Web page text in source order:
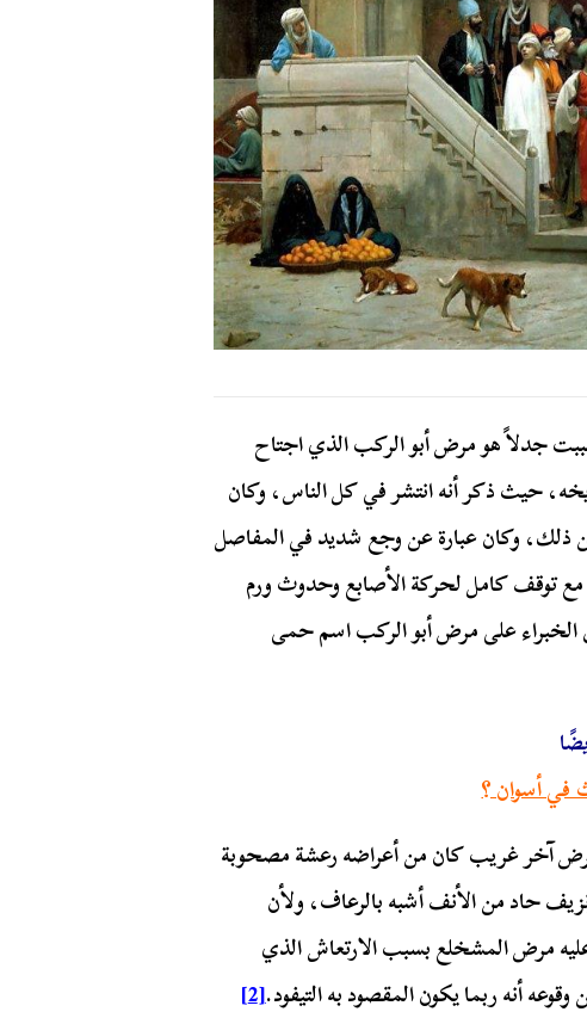
جدلاً هو مرض أبو الركب الذي اجتاح
في تاريخه، حيث ذكر أنه انتشر في كل الناس، وكان
تبدأ من 3 أيام وتزيد عن ذلك، وكان عبارة عن وجع شديد في المفاصل
مع توقف كامل لحركة الأصابع وحدوث ورم
الخبراء على مرض أبو الركب اسم حمى
في أسوان ؟
انتشر في مصر مرض آخر غريب كان من أعراضه رعشة مصحوبة
حاد من الأنف أشبه بالرعاف، ولأن
عليه مرض المشخلع بسبب الارتعاش الذي
أنه ربما يكون المقصود به التيفود.[2]